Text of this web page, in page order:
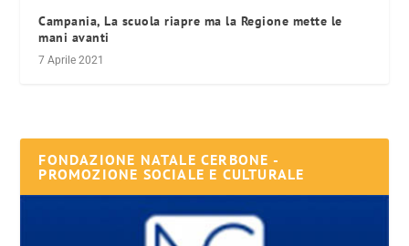
Campania, La scuola riapre ma la Regione mette le
mani avanti
7 Aprile 2021
FONDAZIONE NATALE CERBONE -
PROMOZIONE SOCIALE E CULTURALE